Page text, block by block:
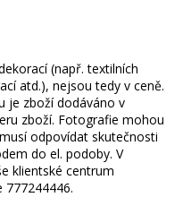
(např. textilních
atd.), nejsou tedy v ceně.
je zboží dodáváno v
zboží. Fotografie mohou
odpovídat skutečnosti
do el. podoby. V
klientské centrum
777244446.